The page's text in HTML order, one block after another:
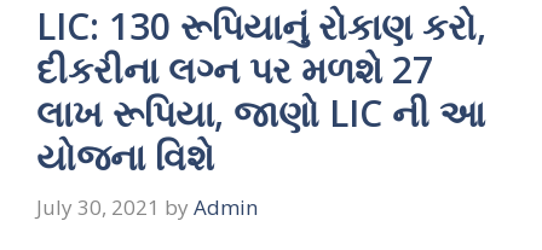
LIC: 130 રૂપિયાનું રોકાણ કરો,
દીકરીના લગ્ન પર મળશે 27
લાખ રૂપિયા, જાણો LIC ની આ
યોજના વિશે
July 30, 2021 by Admin